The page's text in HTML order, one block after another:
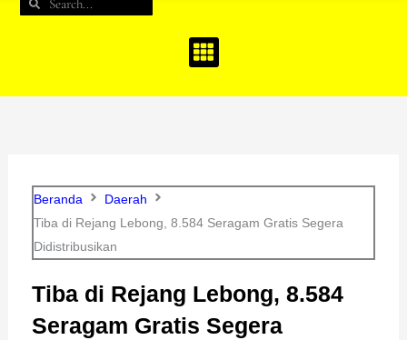
Beranda
Daerah
Tiba di Rejang Lebong, 8.584 Seragam Gratis Segera
Didistribusikan
Tiba di Rejang Lebong, 8.584
Seragam Gratis Segera